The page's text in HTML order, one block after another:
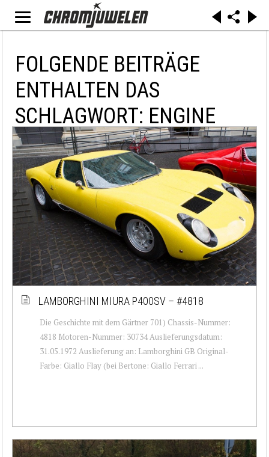
FOLGENDE BEITRÄGE
ENTHALTEN DAS
SCHLAGWORT: ENGINE
LAMBORGHINI MIURA P400SV – #4818
Die Geschichte mit dem Gärtner 701) Chassis-Nummer:
4818 Motoren-Nummer: 30734 Auslieferungsdatum:
31.05.1972 Auslieferung an: Lamborghini GB Original-
Farbe: Giallo Flay (bei Bertone: Giallo Ferrari ...